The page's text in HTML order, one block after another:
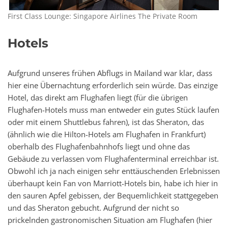
First Class Lounge: Singapore Airlines The Private Room
Hotels
Aufgrund unseres frühen Abflugs in Mailand war klar, dass
hier eine Übernachtung erforderlich sein würde. Das einzige
Hotel, das direkt am Flughafen liegt (für die übrigen
Flughafen-Hotels muss man entweder ein gutes Stück laufen
oder mit einem Shuttlebus fahren), ist das Sheraton, das
(ähnlich wie die Hilton-Hotels am Flughafen in Frankfurt)
oberhalb des Flughafenbahnhofs liegt und ohne das
Gebäude zu verlassen vom Flughafenterminal erreichbar ist.
Obwohl ich ja nach einigen sehr enttäuschenden Erlebnissen
überhaupt kein Fan von Marriott-Hotels bin, habe ich hier in
den sauren Apfel gebissen, der Bequemlichkeit stattgegeben
und das Sheraton gebucht. Aufgrund der nicht so
prickelnden gastronomischen Situation am Flughafen (hier